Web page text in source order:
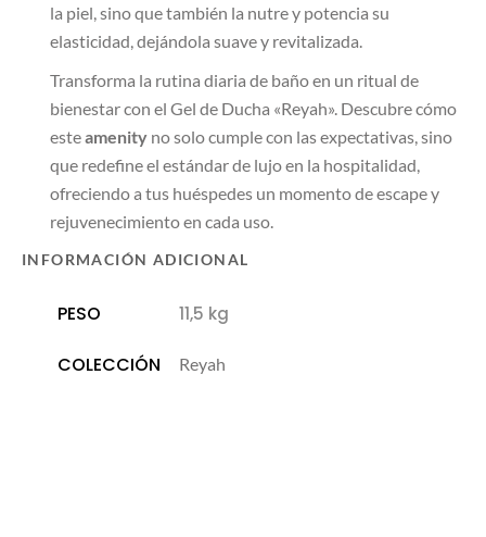
la piel, sino que también la nutre y potencia su
elasticidad, dejándola suave y revitalizada.
Transforma la rutina diaria de baño en un ritual de
bienestar con el Gel de Ducha «Reyah». Descubre cómo
esteamenity no solo cumple con las expectativas, sino
que redefine el estándar de lujo en la hospitalidad,
ofreciendo a tus huéspedes un momento de escape y
rejuvenecimiento en cada uso.
INFORMACIÓN ADICIONAL
PESO 11,5 kg
COLECCIÓN Reyah